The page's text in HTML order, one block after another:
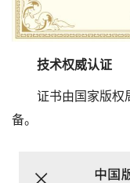
技术权威认证
证书由国家版权
备。